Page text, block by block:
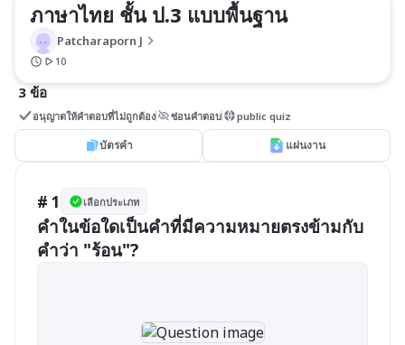
ภาษาไทย ชั้น ป.3 แบบพื้นฐาน
Patcharaporn J
10
3 ข้อ
อนุญาตให้คำตอบที่ไม่ถูกต้อง ซ่อนคำตอบ public quiz
บัตรคำ แผ่นงาน
# 1 เลือกประเภท
คำในข้อใดเป็นคำที่มีความหมายตรงข้ามกับ
คำว่า "ร้อน"?